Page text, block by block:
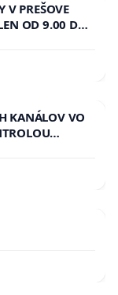
V PREŠOVE
OD 9.00 DO
8.00 – 18.00
C-AREA NA
KANÁLOV VO